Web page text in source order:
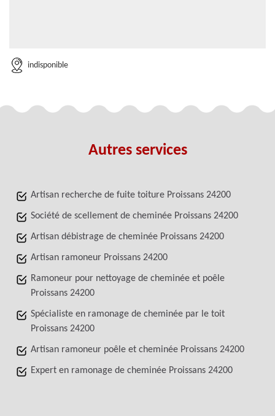
indisponible
Autres services
Artisan recherche de fuite toiture Proissans 24200
Société de scellement de cheminée Proissans 24200
Artisan débistrage de cheminée Proissans 24200
Artisan ramoneur Proissans 24200
Ramoneur pour nettoyage de cheminée et poêle
Proissans 24200
Spécialiste en ramonage de cheminée par le toit
Proissans 24200
Artisan ramoneur poêle et cheminée Proissans 24200
Expert en ramonage de cheminée Proissans 24200